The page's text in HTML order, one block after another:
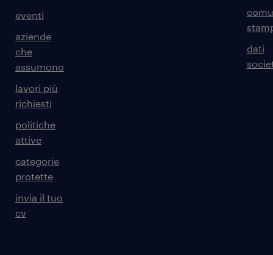
eventi
aziende
che
assumono
lavori più
richiesti
politiche
attive
categorie
protette
invia il tuo
cv
dati